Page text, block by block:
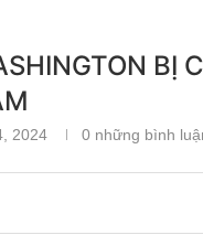
BỊ
2024 0 những bình